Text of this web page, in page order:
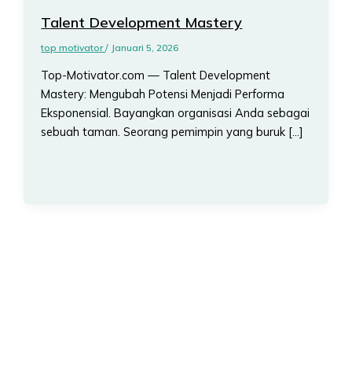
Talent Development Mastery
top motivator/ Januari 5, 2026
Top-Motivator.com — Talent Development
Mastery: Mengubah Potensi Menjadi Performa
Eksponensial. Bayangkan organisasi Anda sebagai
sebuah taman. Seorang pemimpin yang buruk […]